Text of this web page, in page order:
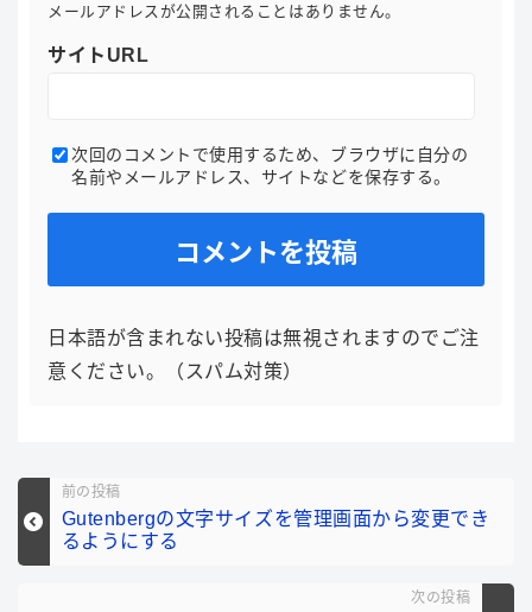
メールアドレスが公開されることはありません。
サイトURL
次回のコメントで使用するため、ブラウザに自分の
名前やメールアドレス、サイトなどを保存する。
日本語が含まれない投稿は無視されますのでご注
意ください。（スパム対策）
前の投稿
Gutenbergの文字サイズを管理画面から変更でき
るようにする
次の投稿